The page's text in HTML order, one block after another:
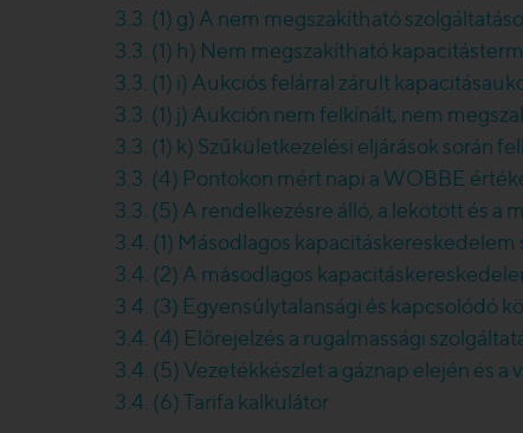
3.3. (1) g) A nem megszakítható
3.3. (1) h) Nem megszakítható
3.3. (1) i) Aukciós felárral zárult
3.3. (1) j) Aukción nem felkínált, nem
3.3. (1) k) Szűkületkezelési eljárások során
3.3. (4) Pontokon mért napi a WOBBE
3.3. (5) A rendelkezésre álló, a lekötött és a
3.4. (1) Másodlagos
3.4. (2) A másodlagos
3.4. (3) Egyensúlytalansági és kapcsolódó
3.4. (4) Előrejelzés a rugalmassági
3.4. (5) Vezetékkészlet a gáznap elején és a
3.4. (6) Tarifa kalkulátor